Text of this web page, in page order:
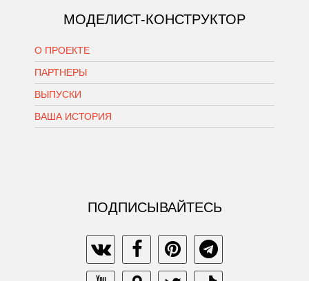
МОДЕЛИСТ-КОНСТРУКТОР
О ПРОЕКТЕ
ПАРТНЕРЫ
ВЫПУСКИ
ВАША ИСТОРИЯ
ПОДПИСЫВАЙТЕСЬ